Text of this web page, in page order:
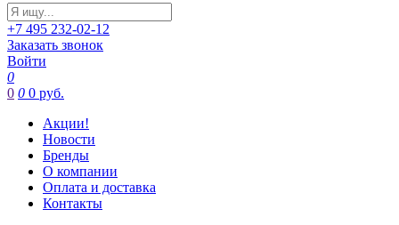
+7 495 232-02-12
Заказать звонок
Войти
0
0 0 0 руб.
Акции!
Новости
Бренды
О компании
Оплата и доставка
Контакты